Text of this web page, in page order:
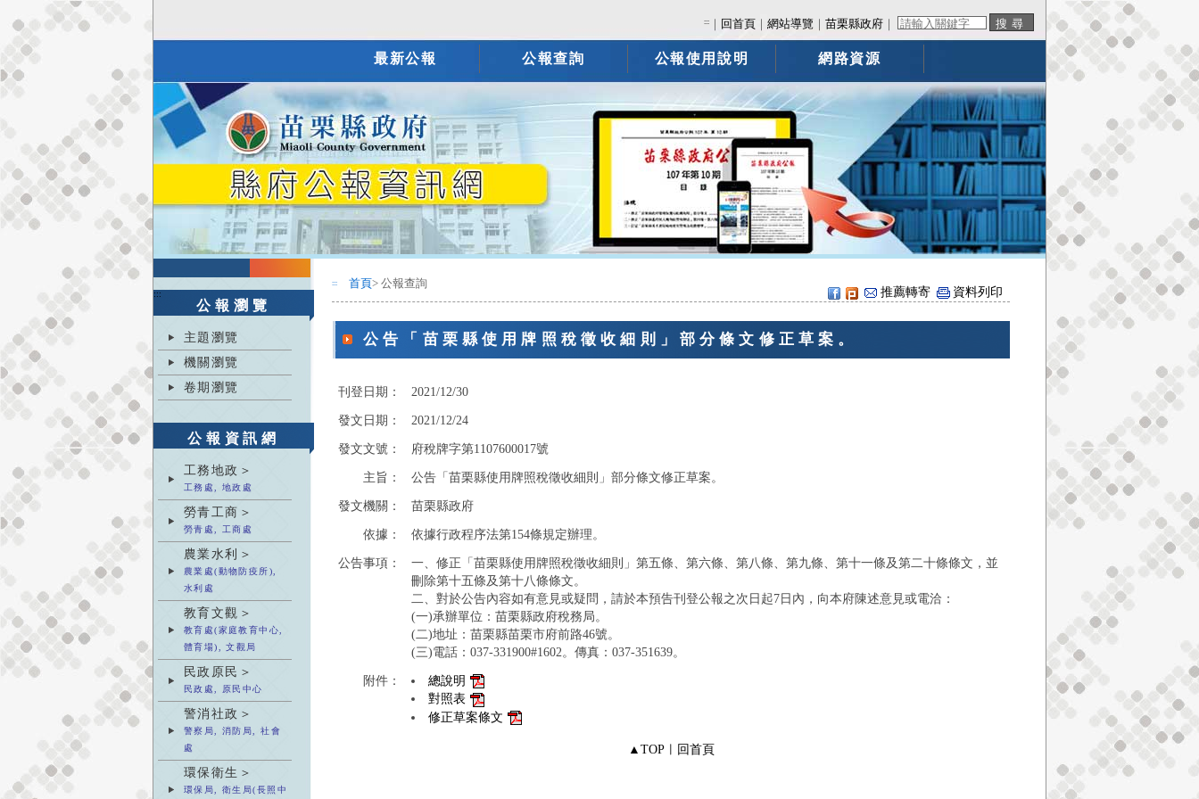
::: 回首頁 ｜網站導覽 ｜苗栗縣政府
最新公報 公報查詢 公報使用說明 網路資源
:::
公報瀏覽
主題瀏覽
機關瀏覽
卷期瀏覽
公報資訊網
工務地政＞
工務處, 地政處
勞青工商＞
勞青處, 工商處
農業水利＞
農業處(動物防疫所),
水利處
教育文觀＞
教育處(家庭教育中心,
體育場), 文觀局
民政原民＞
民政處, 原民中心
警消社政＞
警察局, 消防局, 社會
處
環保衛生＞
環保局, 衛生局(長照中
::: 首頁> 公報查詢
推薦轉寄 資料列印
公告「苗栗縣使用牌照稅徵收細則」部分條文修正草案。
刊登日期：
2021/12/30
發文日期：
2021/12/24
發文文號：
府稅牌字第1107600017號
主旨：
公告「苗栗縣使用牌照稅徵收細則」部分條文修正草案。
發文機關：
苗栗縣政府
依據：
依據行政程序法第154條規定辦理。
公告事項：
一、修正「苗栗縣使用牌照稅徵收細則」第五條、第六條、第八條、第九條、第十一條及第二十條條文，並
刪除第十五條及第十八條條文。
二、對於公告內容如有意見或疑問，請於本預告刊登公報之次日起7日內，向本府陳述意見或電洽：
(一)承辦單位：苗栗縣政府稅務局。
(二)地址：苗栗縣苗栗市府前路46號。
(三)電話：037-331900#1602。傳真：037-351639。
附件：
總說明
對照表
修正草案條文
▲TOP︱ 回首頁